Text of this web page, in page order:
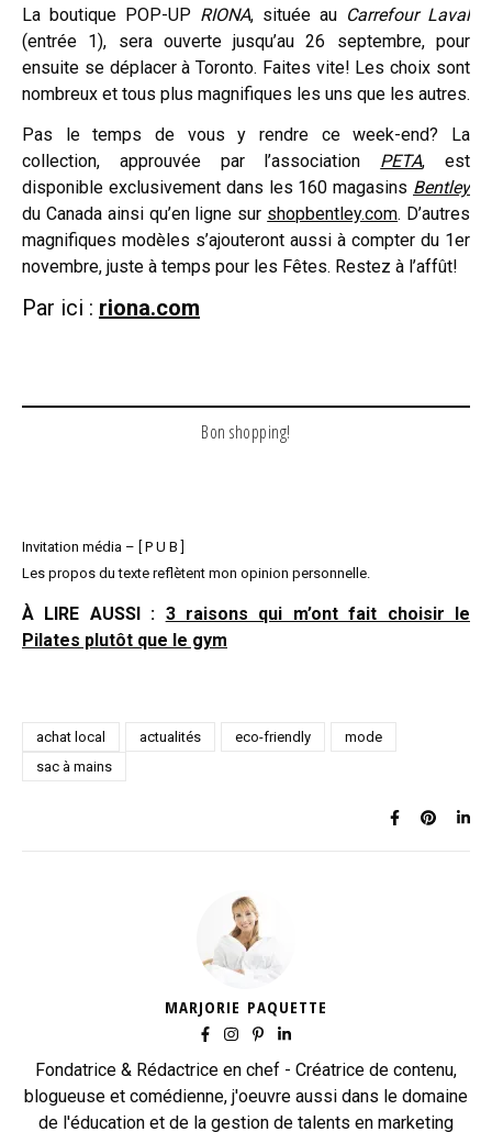
La boutique POP-UP RIONA, située au Carrefour Laval
(entrée 1), sera ouverte jusqu’au 26 septembre, pour
ensuite se déplacer à Toronto. Faites vite! Les choix sont
nombreux et tous plus magnifiques les uns que les autres.
Pas le temps de vous y rendre ce week-end? La
collection, approuvée par l’association PETA, est
disponible exclusivement dans les 160 magasins Bentley
du Canada ainsi qu’en ligne sur shopbentley.com. D’autres
magnifiques modèles s’ajouteront aussi à compter du 1er
novembre, juste à temps pour les Fêtes. Restez à l’affût!
Par ici : riona.com
Bon shopping!
Invitation média – [ P U B ]
Les propos du texte reflètent mon opinion personnelle.
À LIRE AUSSI : 3 raisons qui m’ont fait choisir le
Pilates plutôt que le gym
achat local actualités eco-friendly
mode
sac à mains
MARJORIE PAQUETTE
Fondatrice & Rédactrice en chef - Créatrice de contenu,
blogueuse et comédienne, j'oeuvre aussi dans le domaine
de l'éducation et de la gestion de talents en marketing